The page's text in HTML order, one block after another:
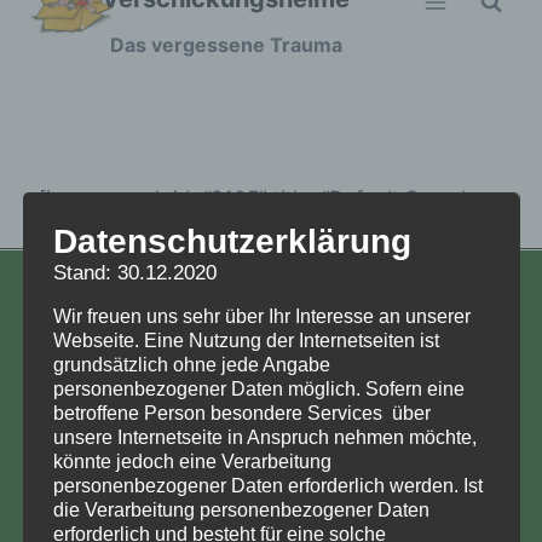
Zum
Das vergessene Trauma
[ivory-search id=“3105″ title=“Default Search
Form“]
KONTAKT
Aufarbeitung und Erforschung
Kinderverschickung e.V.
Anja Röhl
Kiehlufer 43
12059 Berlin
info@Verschickungsheime.de
Datenschutzerklärung
Stand: 30.12.2020
Wir freuen uns sehr über Ihr Interesse an unserer
Webseite. Eine Nutzung der Internetseiten ist
grundsätzlich ohne jede Angabe
personenbezogener Daten möglich. Sofern eine
betroffene Person besondere Services über
unsere Internetseite in Anspruch nehmen möchte,
könnte jedoch eine Verarbeitung
personenbezogener Daten erforderlich werden. Ist
die Verarbeitung personenbezogener Daten
erforderlich und besteht für eine solche